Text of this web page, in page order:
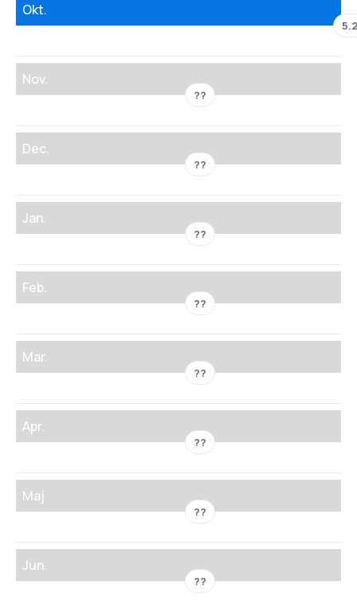
Okt.
Nov.
??
Dec.
??
Jan.
??
Feb.
??
Mar.
??
Apr.
??
Maj
??
Jun.
??